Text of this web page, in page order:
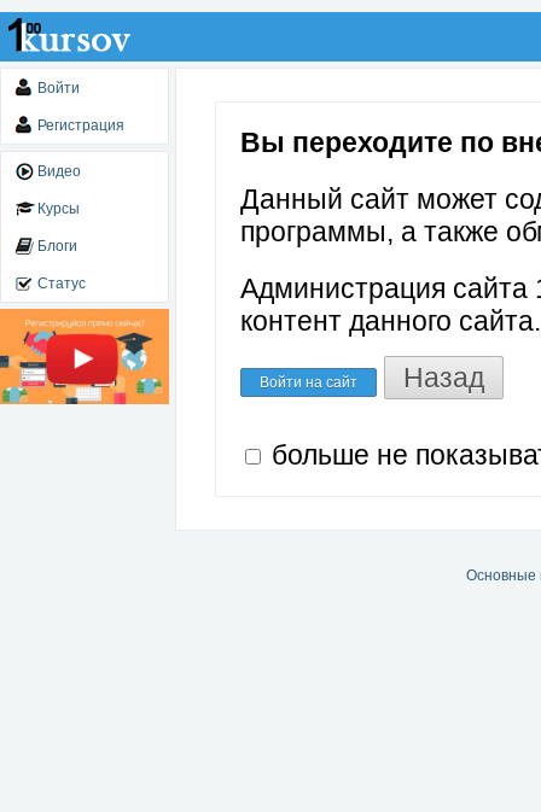
Войти
Регистрация
Видео
Курсы
Блоги
Статус
Вы переходите по
Данный сайт может
программы, а также
Администрация сайта
контент данного сайта.
Войти на сайт Назад
больше не
Основные